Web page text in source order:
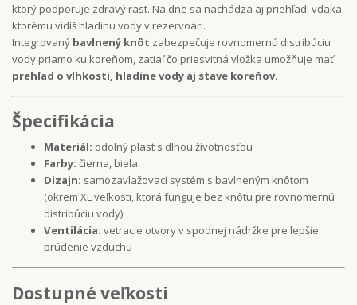
ktorý podporuje zdravý rast. Na dne sa nachádza aj priehľad, vďaka
ktorému vidíš hladinu vody v rezervoári.
Integrovaný bavlnený knôt zabezpečuje rovnomernú distribúciu
vody priamo ku koreňom, zatiaľ čo priesvitná vložka umožňuje mať
prehľad o vlhkosti, hladine vody aj stave koreňov.
Špecifikácia
Materiál: odolný plast s dlhou životnosťou
Farby: čierna, biela
Dizajn: samozavlažovací systém s bavlneným knôtom
(okrem XL veľkosti, ktorá funguje bez knôtu pre rovnomernú
distribúciu vody)
Ventilácia: vetracie otvory v spodnej nádržke pre lepšie
prúdenie vzduchu
Dostupné veľkosti